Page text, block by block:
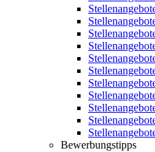
Bewerbungstipps